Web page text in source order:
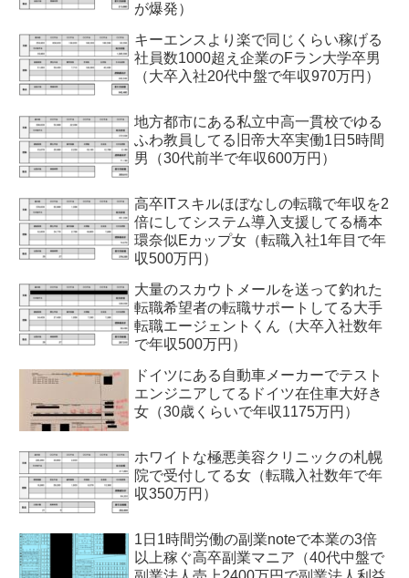
が爆発）
キーエンスより楽で同じくらい稼げる
社員数1000超え企業のFラン大学卒男
（大卒入社20代中盤で年収970万円）
地方都市にある私立中高一貫校でゆる
ふわ教員してる旧帝大卒実働1日5時間
男（30代前半で年収600万円）
高卒ITスキルほぼなしの転職で年収を2
倍にしてシステム導入支援してる橋本
環奈似Eカップ女（転職入社1年目で年
収500万円）
大量のスカウトメールを送って釣れた
転職希望者の転職サポートしてる大手
転職エージェントくん（大卒入社数年
で年収500万円）
ドイツにある自動車メーカーでテスト
エンジニアしてるドイツ在住車大好き
女（30歳くらいで年収1175万円）
ホワイトな極悪美容クリニックの札幌
院で受付してる女（転職入社数年で年
収350万円）
1日1時間労働の副業noteで本業の3倍
以上稼ぐ高卒副業マニア（40代中盤で